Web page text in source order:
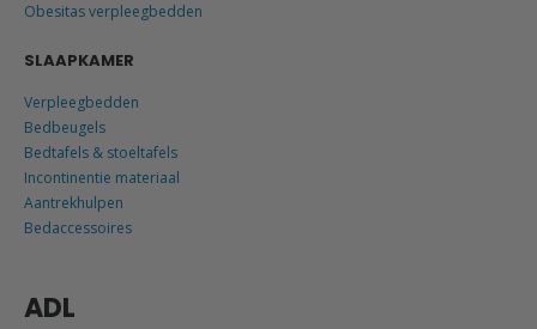
Obesitas verpleegbedden
SLAAPKAMER
Verpleegbedden
Bedbeugels
Bedtafels & stoeltafels
Incontinentie materiaal
Aantrekhulpen
Bedaccessoires
ADL